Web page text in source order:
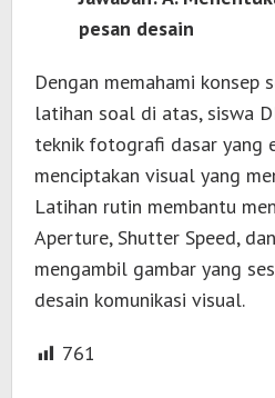
pesan desain
Dengan memahami konsep
latihan soal di atas, siswa
teknik fotografi dasar yang
menciptakan visual yang
Latihan rutin membantu
Aperture, Shutter Speed,
mengambil gambar yang
desain komunikasi visual.
761